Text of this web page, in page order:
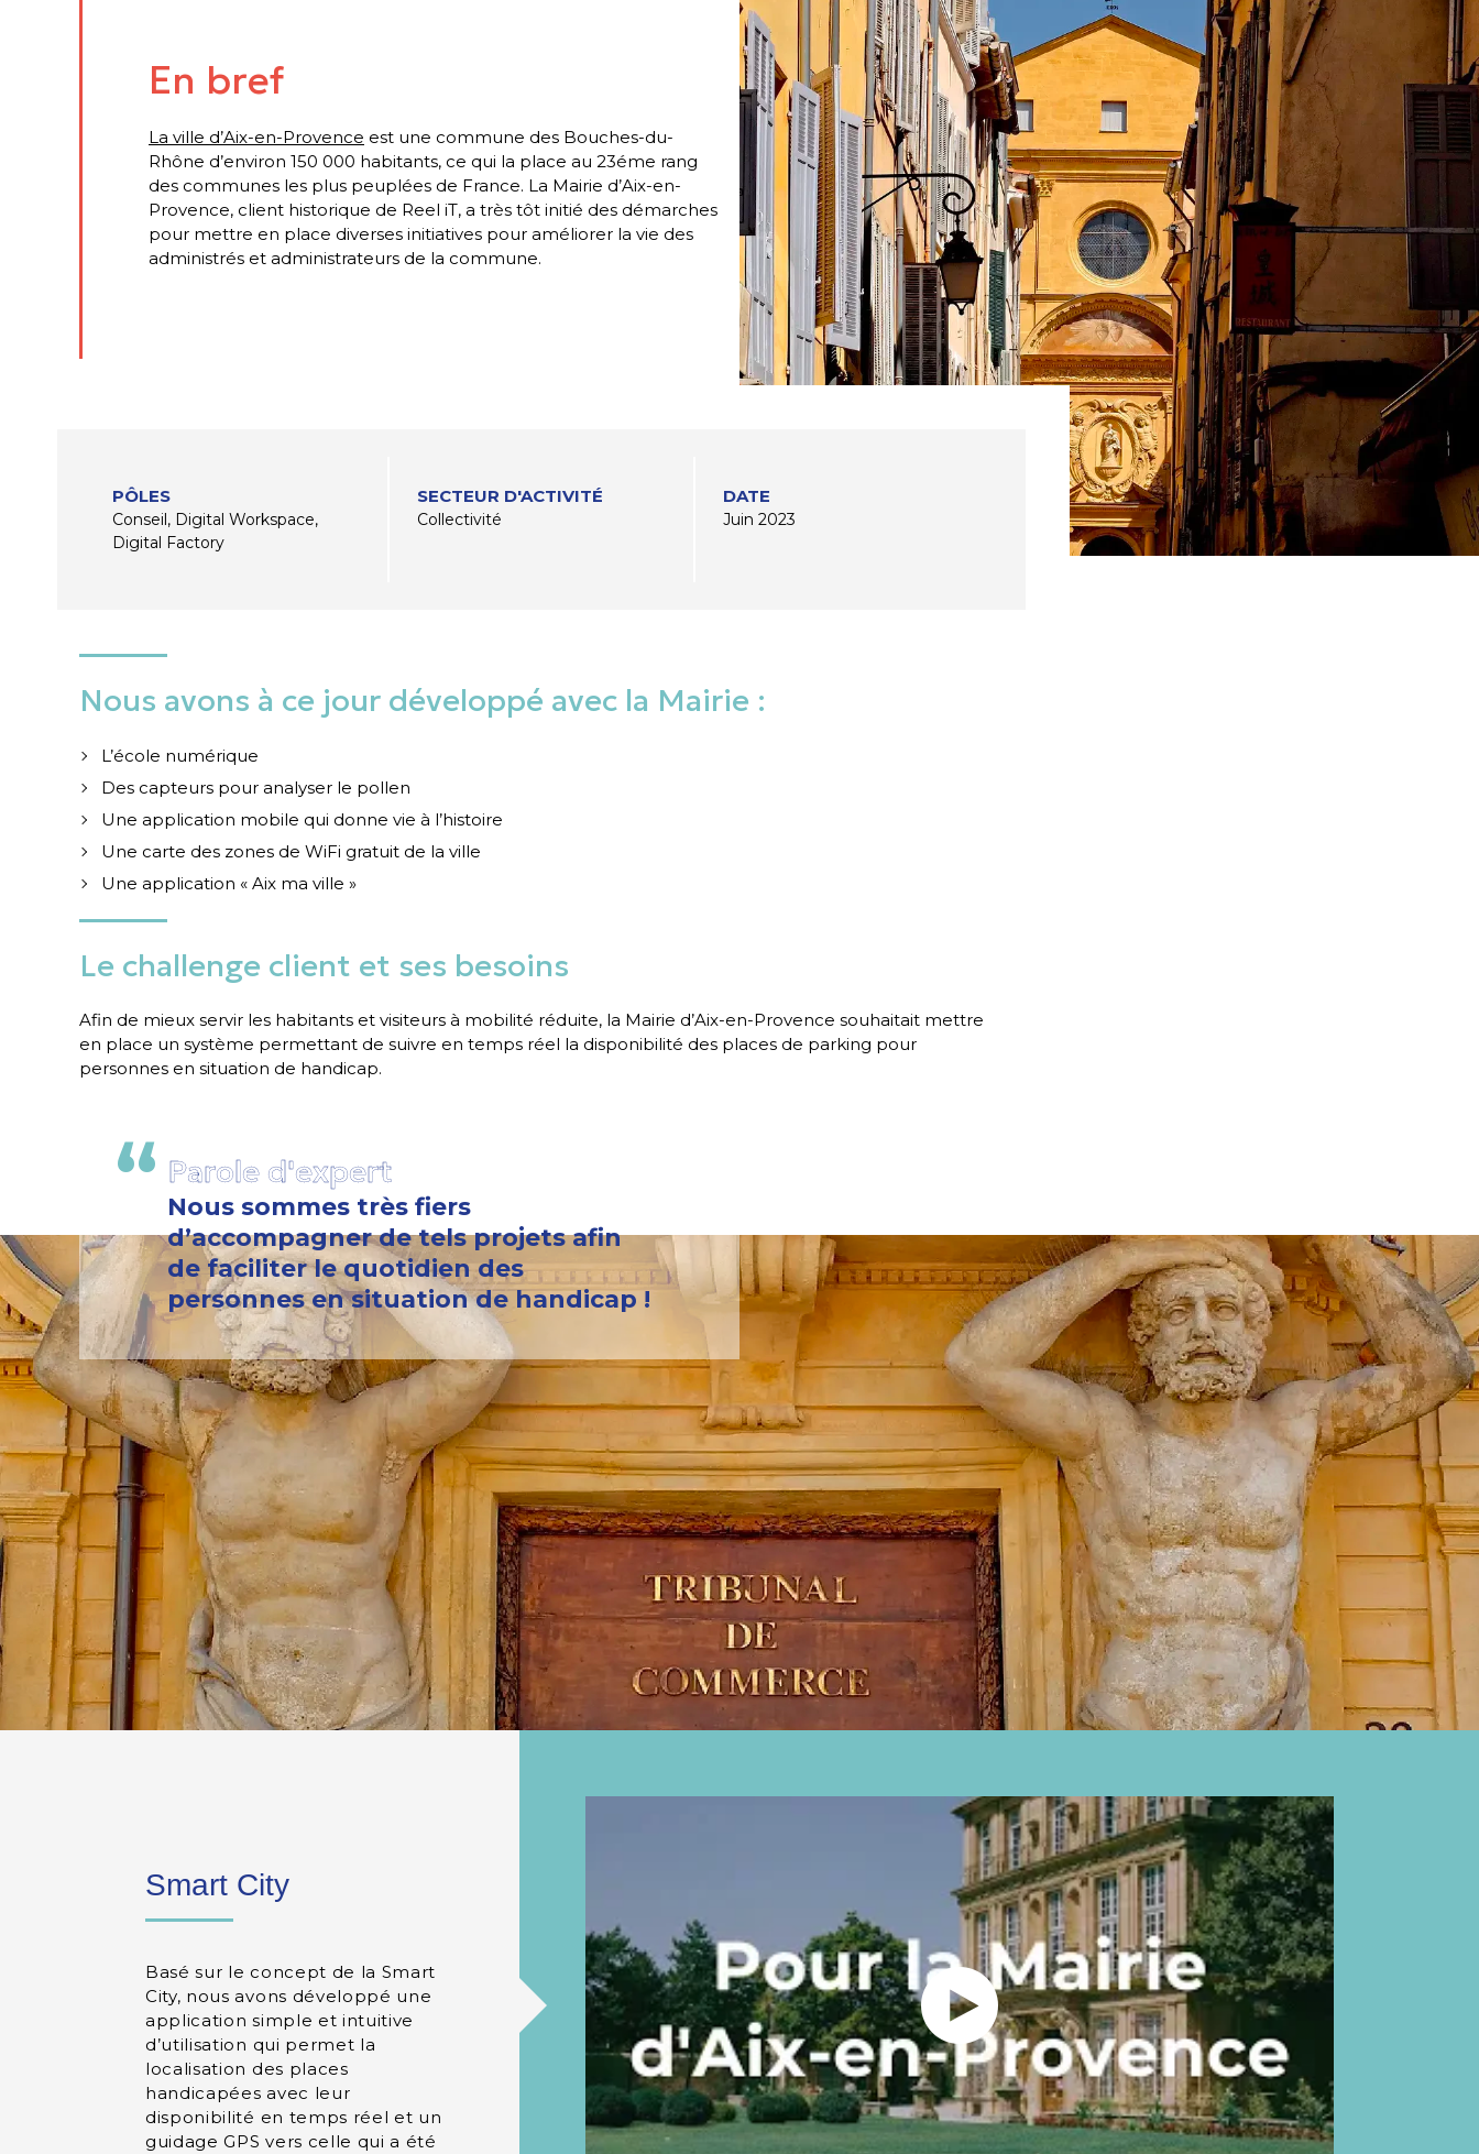
En bref
La ville d’Aix-en-Provence est une commune des Bouches-du-
Rhône d’environ 150 000 habitants, ce qui la place au 23éme rang
des communes les plus peuplées de France. La Mairie d’Aix-en-
Provence, client historique de Reel iT, a très tôt initié des démarches
pour mettre en place diverses initiatives pour améliorer la vie des
administrés et administrateurs de la commune.
PÔLES
Conseil, Digital Workspace,
Digital Factory
SECTEUR D'ACTIVITÉ
Collectivité
DATE
Juin 2023
Nous avons à ce jour développé avec la Mairie :
L’école numérique
Des capteurs pour analyser le pollen
Une application mobile qui donne vie à l’histoire
Une carte des zones de WiFi gratuit de la ville
Une application « Aix ma ville »
Le challenge client et ses besoins
Afin de mieux servir les habitants et visiteurs à mobilité réduite, la Mairie d’Aix-en-Provence souhaitait mettre
en place un système permettant de suivre en temps réel la disponibilité des places de parking pour
personnes en situation de handicap.
Parole d'expert
Nous sommes très fiers
d’accompagner de tels projets afin
de faciliter le quotidien des
personnes en situation de handicap !
Smart City
Basé sur le concept de la Smart
City, nous avons développé une
application simple et intuitive
d’utilisation qui permet la
localisation des places
handicapées avec leur
disponibilité en temps réel et un
guidage GPS vers celle qui a été